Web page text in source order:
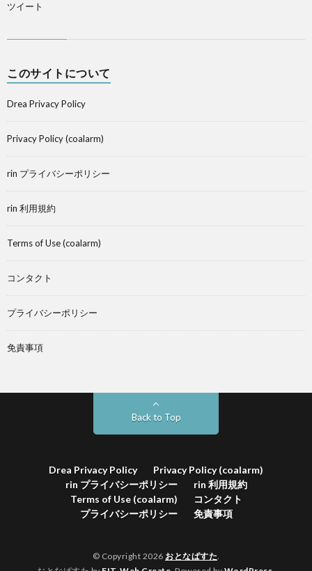
ツイート
このサイトについて
Drea Privacy Policy
Privacy Policy (coalarm)
rin プライバシーポリシー
rin 利用規約
Terms of Use (coalarm)
コンタクト
プライバシーポリシー
免責事項
Back to Top
Drea Privacy Policy
Privacy Policy (coalarm)
rin プライバシーポリシー
rin 利用規約
Terms of Use (coalarm)
コンタクト
プライバシーポリシー
免責事項
© Copyright 2026 おとなぱすた.